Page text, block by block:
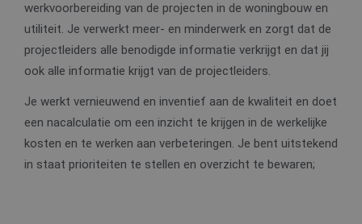
werkvoorbereiding van de projecten in de woningbouw en
utiliteit. Je verwerkt meer- en minderwerk en zorgt dat de
projectleiders alle benodigde informatie verkrijgt en dat jij
ook alle informatie krijgt van de projectleiders.
Je werkt vernieuwend en inventief aan de kwaliteit en doet
een nacalculatie om een inzicht te krijgen in de werkelijke
kosten en te werken aan verbeteringen. Je bent uitstekend
in staat prioriteiten te stellen en overzicht te bewaren;